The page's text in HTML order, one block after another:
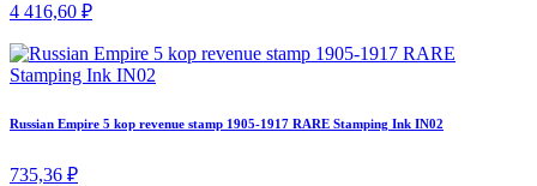
4 416,60 ₽
Russian Empire 5 kop revenue stamp 1905-1917 RARE Stamping Ink IN02
735,36 ₽